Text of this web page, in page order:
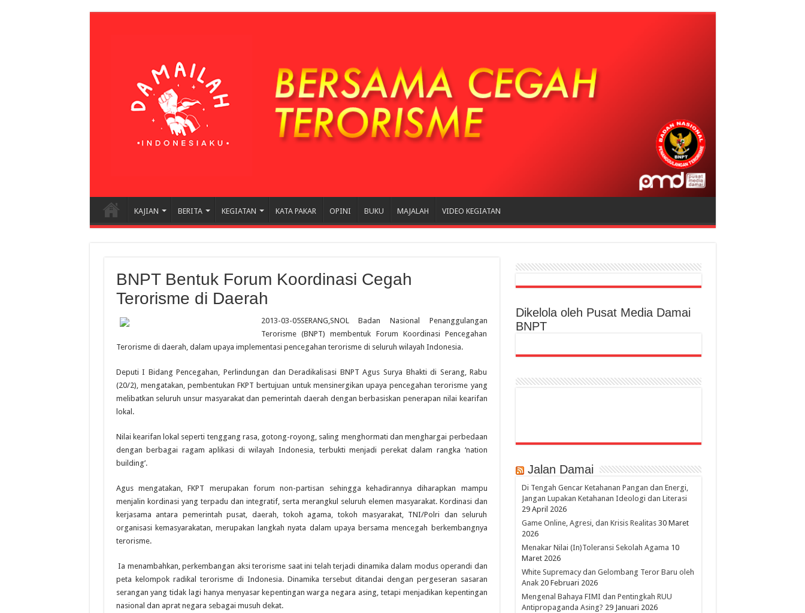
KAJIAN BERITA KEGIATAN KATA PAKAR OPINI BUKU MAJALAH VIDEO KEGIATAN
BNPT Bentuk Forum Koordinasi Cegah
Terorisme di Daerah
2013-03-05SERANG,SNOL Badan Nasional Penanggulangan
Terorisme (BNPT) membentuk Forum Koordinasi Pencegahan
Terorisme di daerah, dalam upaya implementasi pencegahan terorisme di seluruh wilayah Indonesia.
Deputi I Bidang Pencegahan, Perlindungan dan Deradikalisasi BNPT Agus Surya Bhakti di Serang, Rabu
(20/2), mengatakan, pembentukan FKPT bertujuan untuk mensinergikan upaya pencegahan terorisme yang
melibatkan seluruh unsur masyarakat dan pemerintah daerah dengan berbasiskan penerapan nilai kearifan
lokal.
Nilai kearifan lokal seperti tenggang rasa, gotong-royong, saling menghormati dan menghargai perbedaan
dengan berbagai ragam aplikasi di wilayah Indonesia, terbukti menjadi perekat dalam rangka ‘nation
building’.
Agus mengatakan, FKPT merupakan forum non-partisan sehingga kehadirannya diharapkan mampu
menjalin kordinasi yang terpadu dan integratif, serta merangkul seluruh elemen masyarakat. Kordinasi dan
kerjasama antara pemerintah pusat, daerah, tokoh agama, tokoh masyarakat, TNI/Polri dan seluruh
organisasi kemasyarakatan, merupakan langkah nyata dalam upaya bersama mencegah berkembangnya
terorisme.
Ia menambahkan, perkembangan aksi terorisme saat ini telah terjadi dinamika dalam modus operandi dan
peta kelompok radikal terorisme di Indonesia. Dinamika tersebut ditandai dengan pergeseran sasaran
serangan yang tidak lagi hanya menyasar kepentingan warga negara asing, tetapi menjadikan kepentingan
nasional dan aprat negara sebagai musuh dekat.
Dikelola oleh Pusat Media Damai
BNPT
Jalan Damai
Di Tengah Gencar Ketahanan Pangan dan Energi,
Jangan Lupakan Ketahanan Ideologi dan Literasi
29 April 2026
Game Online, Agresi, dan Krisis Realitas 30 Maret
2026
Menakar Nilai (In)Toleransi Sekolah Agama 10
Maret 2026
White Supremacy dan Gelombang Teror Baru oleh
Anak 20 Februari 2026
Mengenal Bahaya FIMI dan Pentingkah RUU
Antipropaganda Asing? 29 Januari 2026